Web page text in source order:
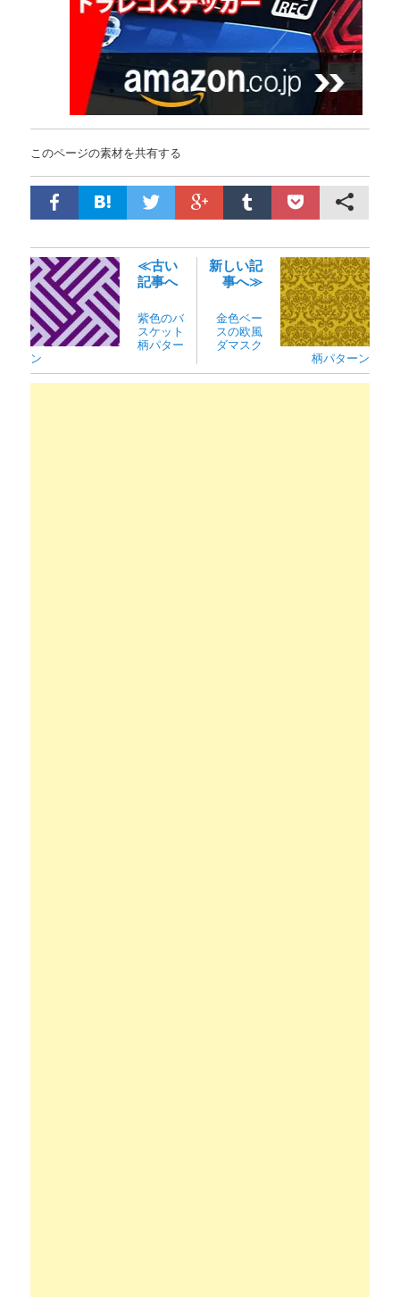
このページの素材を共有する
≪古い
記事へ
紫色のバ
スケット
柄パター
ン
新しい記
事へ≫
金色ベー
スの欧風
ダマスク
柄パターン